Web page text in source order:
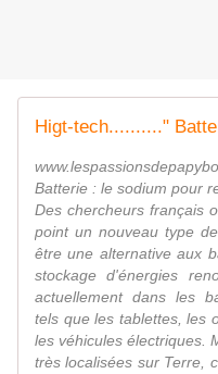
Higt-tech.........."
Batterie : le sodium pour
Des chercheurs français
point un nouveau type
être une alternative aux
stockage d'énergies
actuellement dans les
tels que les tablettes, les
les véhicules électriques.
très localisées sur Terre,